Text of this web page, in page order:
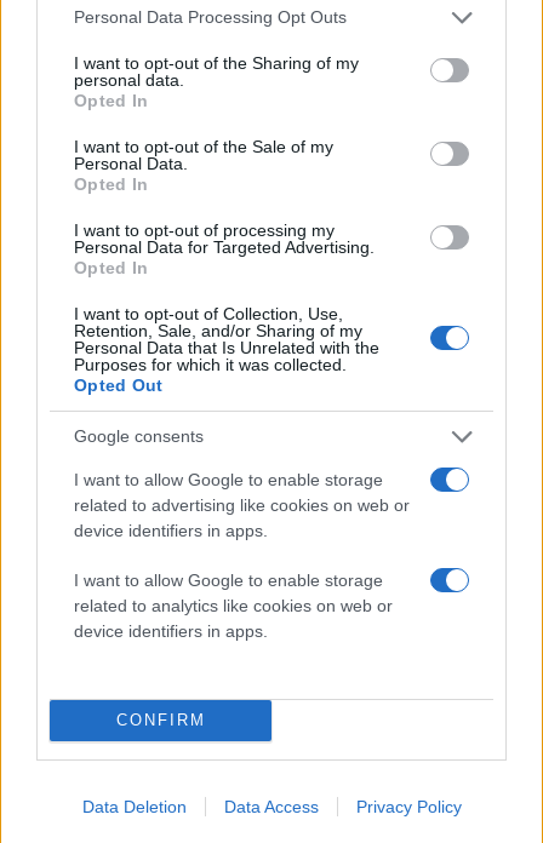
Please note that this website/app uses one or more Google
not limited to your visit or usage behaviour. You may click to
grant or deny consent to Google and its third-party tags to
use your data for below specified purposes in below Google
consent section.
Personal Data Processing Opt Outs
I want to opt-out of the Sharing of my
personal data.
Opted In
I want to opt-out of the Sale of my
Personal Data.
Opted In
I want to opt-out of processing my
Personal Data for Targeted Advertising.
Opted In
I want to opt-out of Collection, Use,
Retention, Sale, and/or Sharing of my
Personal Data that Is Unrelated with the
Purposes for which it was collected.
Opted Out
Google consents
I want to allow Google to enable storage
related to advertising like cookies on web or
device identifiers in apps.
I want to allow Google to enable storage
related to analytics like cookies on web or
device identifiers in apps.
CONFIRM
Data Deletion Data Access Privacy Policy
WiFi LAN ready (802.11n) περιλαμβάνεται WiFi
adaptor
Πρόσβαση στο
Sony Bravia BX450 Series
backlight)